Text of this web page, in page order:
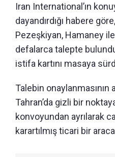
Iran International’ın
dayandırdığı habere
Pezeşkiyan, Hamaney
defalarca talepte
istifa kartını masaya
Talebin onaylanmasının
Tahran’da gizli bir
konvoyundan ayrılarak
karartılmış ticari bir